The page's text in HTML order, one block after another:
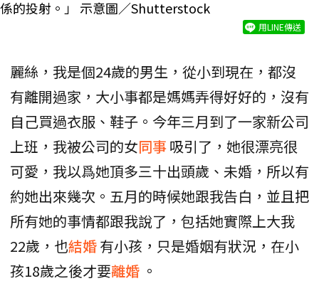
係的投射。」 示意圖／Shutterstock
用LINE傳送
麗絲，我是個24歲的男生，從小到現在，都沒
有離開過家，大小事都是媽媽弄得好好的，沒有
自己買過衣服、鞋子。今年三月到了一家新公司
上班，我被公司的女同事吸引了，她很漂亮很
可愛，我以爲她頂多三十出頭歲、未婚，所以有
約她出來幾次。五月的時候她跟我告白，並且把
所有她的事情都跟我說了，包括她實際上大我
22歲，也結婚有小孩，只是婚姻有狀況，在小
孩18歲之後才要離婚 。